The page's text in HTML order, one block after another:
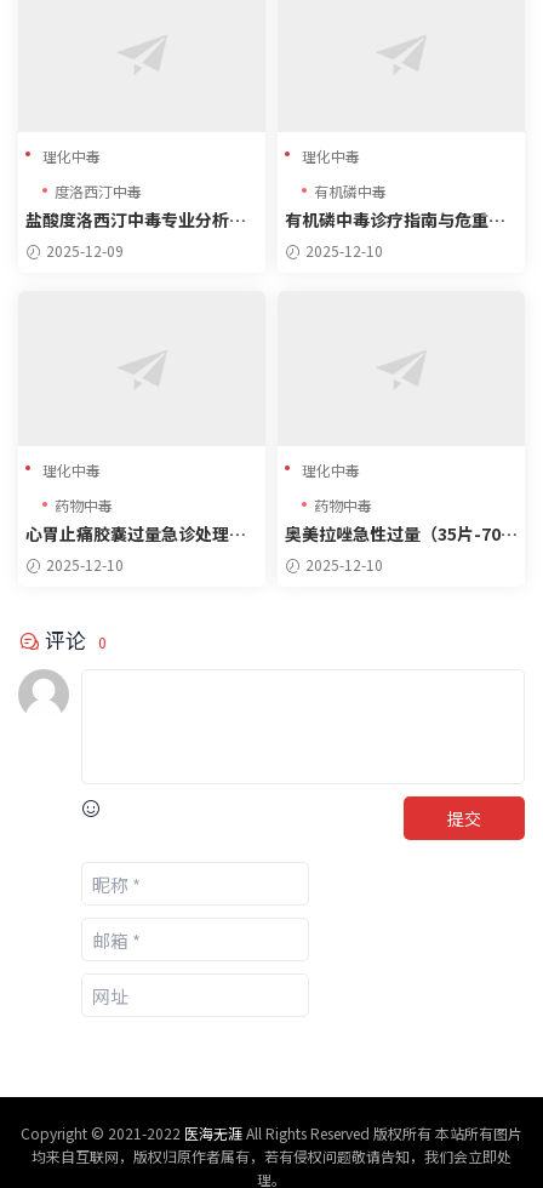
理化中毒
度洛西汀中毒
盐酸度洛西汀中毒专业分析及
病例2025-12-09
理化中毒
有机磷中毒
有机磷中毒诊疗指南与危重病
例分析
2025-12-10
理化中毒
药物中毒
心胃止痛胶囊过量急诊处理方
案 2025-12-10
理化中毒
药物中毒
奥美拉唑急性过量（35片-700
mg）临床处理指南
2025-12-10
评论 0
提交
Copyright © 2021-2022 医海无涯All Rights Reserved 版权所有 本站所有图片
均来自互联网，版权归原作者属有，若有侵权问题敬请告知，我们会立即处
理。